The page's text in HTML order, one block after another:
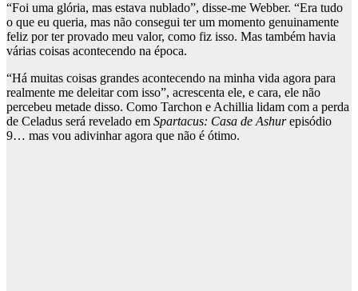
“Foi uma glória, mas estava nublado”, disse-me Webber. “Era tudo
o que eu queria, mas não consegui ter um momento genuinamente
feliz por ter provado meu valor, como fiz isso. Mas também havia
várias coisas acontecendo na época.
“Há muitas coisas grandes acontecendo na minha vida agora para
realmente me deleitar com isso”, acrescenta ele, e cara, ele não
percebeu metade disso. Como Tarchon e Achillia lidam com a perda
de Celadus será revelado em Spartacus: Casa de Ashurepisódio
9… mas vou adivinhar agora que não é ótimo.